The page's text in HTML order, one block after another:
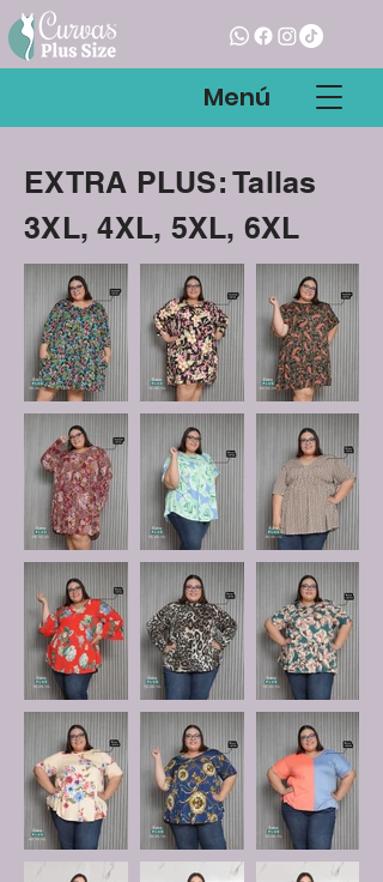
Menú
EXTRA PLUS: Tallas
3XL, 4XL, 5XL, 6XL